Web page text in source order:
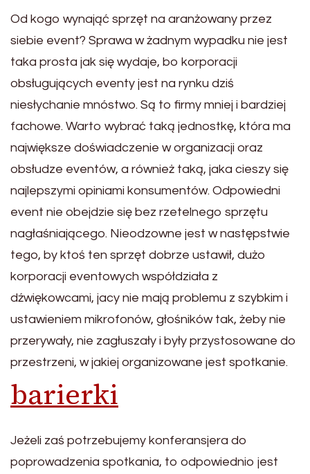
Od kogo wynająć sprzęt na aranżowany przez
siebie event? Sprawa w żadnym wypadku nie jest
taka prosta jak się wydaje, bo korporacji
obsługujących eventy jest na rynku dziś
niesłychanie mnóstwo. Są to firmy mniej i bardziej
fachowe. Warto wybrać taką jednostkę, która ma
największe doświadczenie w organizacji oraz
obsłudze eventów, a również taką, jaka cieszy się
najlepszymi opiniami konsumentów. Odpowiedni
event nie obejdzie się bez rzetelnego sprzętu
nagłaśniającego. Nieodzowne jest w następstwie
tego, by ktoś ten sprzęt dobrze ustawił, dużo
korporacji eventowych współdziała z
dźwiękowcami, jacy nie mają problemu z szybkim i
ustawieniem mikrofonów, głośników tak, żeby nie
przerywały, nie zagłuszały i były przystosowane do
przestrzeni, w jakiej organizowane jest spotkanie.
barierki
Jeżeli zaś potrzebujemy konferansjera do
poprowadzenia spotkania, to odpowiednio jest